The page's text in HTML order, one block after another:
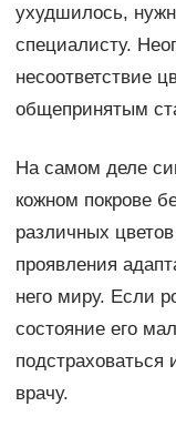
ухудшилось,
специалисту.
несоответствие
общепринятым
На самом деле
кожном покрове
различных
проявления
него миру. Если
состояние его
подстраховаться
врачу.